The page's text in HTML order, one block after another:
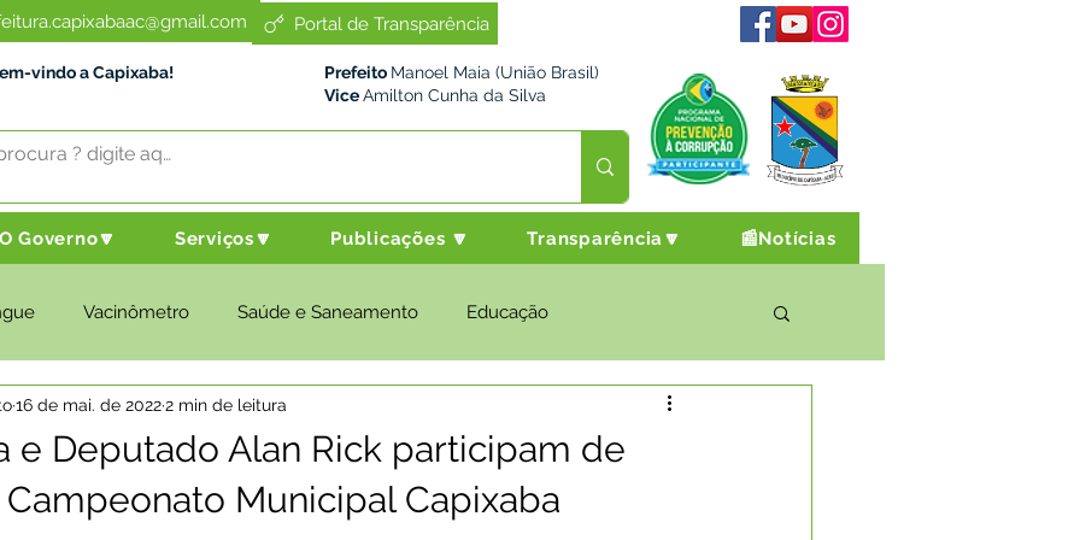
Portal de Transparência
vindo a Capixaba! Prefeito Manoel Maia (União Brasil)
ViceAmilton Cunha da Silva
O Governo🔽 Serviços🔽 Publicações 🔽 Transparência🔽 📰Notícias
Vacinômetro Saúde e Saneamento Educação
e Meio Ambiente Desenvolvimento Social Desporto Cultura e Lazer
e Governo Políticas Públicas Nota de Pesar
e Deputado Alan Rick participam de
Municipal Capixaba
16 de mai. de 20222 min de leitura